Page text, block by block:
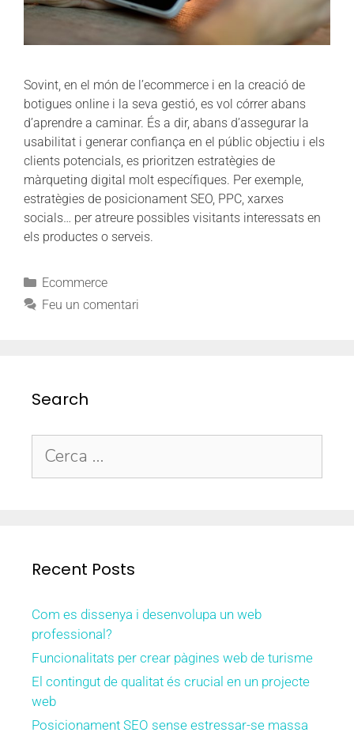
Sovint, en el món de l’ecommerce i en la creació de
botigues online i la seva gestió, es vol córrer abans
d’aprendre a caminar. És a dir, abans d’assegurar la
usabilitat i generar confiança en el públic objectiu i els
clients potencials, es prioritzen estratègies de
màrqueting digital molt específiques. Per exemple,
estratègies de posicionament SEO, PPC, xarxes
socials… per atreure possibles visitants interessats en
els productes o serveis.
Ecommerce
Feu un comentari
Search
Recent Posts
Com es dissenya i desenvolupa un web
professional?
Funcionalitats per crear pàgines web de turisme
El contingut de qualitat és crucial en un projecte
web
Posicionament SEO sense estressar-se massa